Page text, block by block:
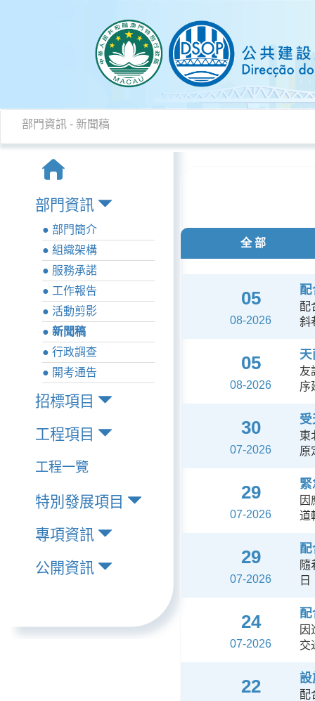
部門資訊 - 新聞稿
部門資訊
● 部門簡介
● 組織架構
● 服務承諾
● 工作報告
● 活動剪影
● 新聞稿
● 行政調查
● 開考通告
招標項目
工程項目
工程一覽
特別發展項目
專項資訊
公開資訊
全 部
05
08-2026
配
斜
05
08-2026
友
序
30
07-2026
東
原
29
07-2026
因
道
29
07-2026
隨
24
07-2026
因
交
22 設
配